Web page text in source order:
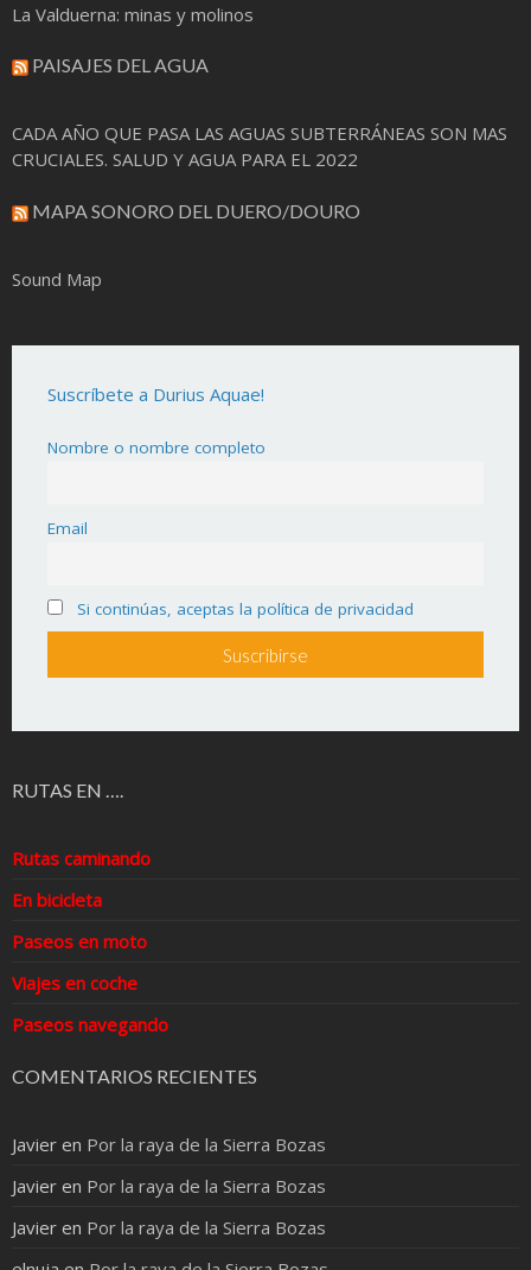
La Valduerna: minas y molinos
PAISAJES DEL AGUA
CADA AÑO QUE PASA LAS AGUAS SUBTERRÁNEAS SON MAS
CRUCIALES. SALUD Y AGUA PARA EL 2022
MAPA SONORO DEL DUERO/DOURO
Sound Map
Suscríbete a Durius Aquae!
Nombre o nombre completo
Email
Si continúas, aceptas la política de privacidad
RUTAS EN ….
Rutas caminando
En bicicleta
Paseos en moto
Viajes en coche
Paseos navegando
COMENTARIOS RECIENTES
Javier en Por la raya de la Sierra Bozas
Javier en Por la raya de la Sierra Bozas
Javier en Por la raya de la Sierra Bozas